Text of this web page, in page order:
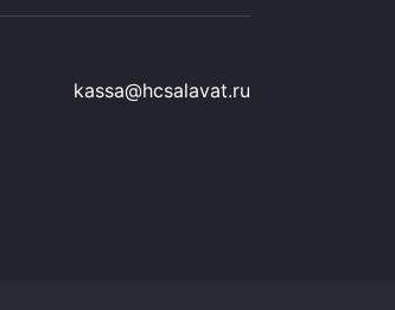
kassa@hcsalavat.ru